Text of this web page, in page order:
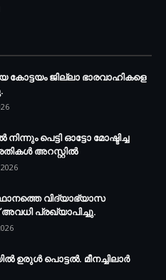
കോട്ടയം ജില്ലാ ഭാരവാഹികളെ
പെട്ടി ഓട്ടോ മോഷ്ടിച്ച
അറസ്റ്റില്‍
വിദ്യാഭ്യാസ
പ്രഖ്യാപിച്ചു.
ഉരുള്‍ പൊട്ടല്‍. മീനച്ചിലാര്‍